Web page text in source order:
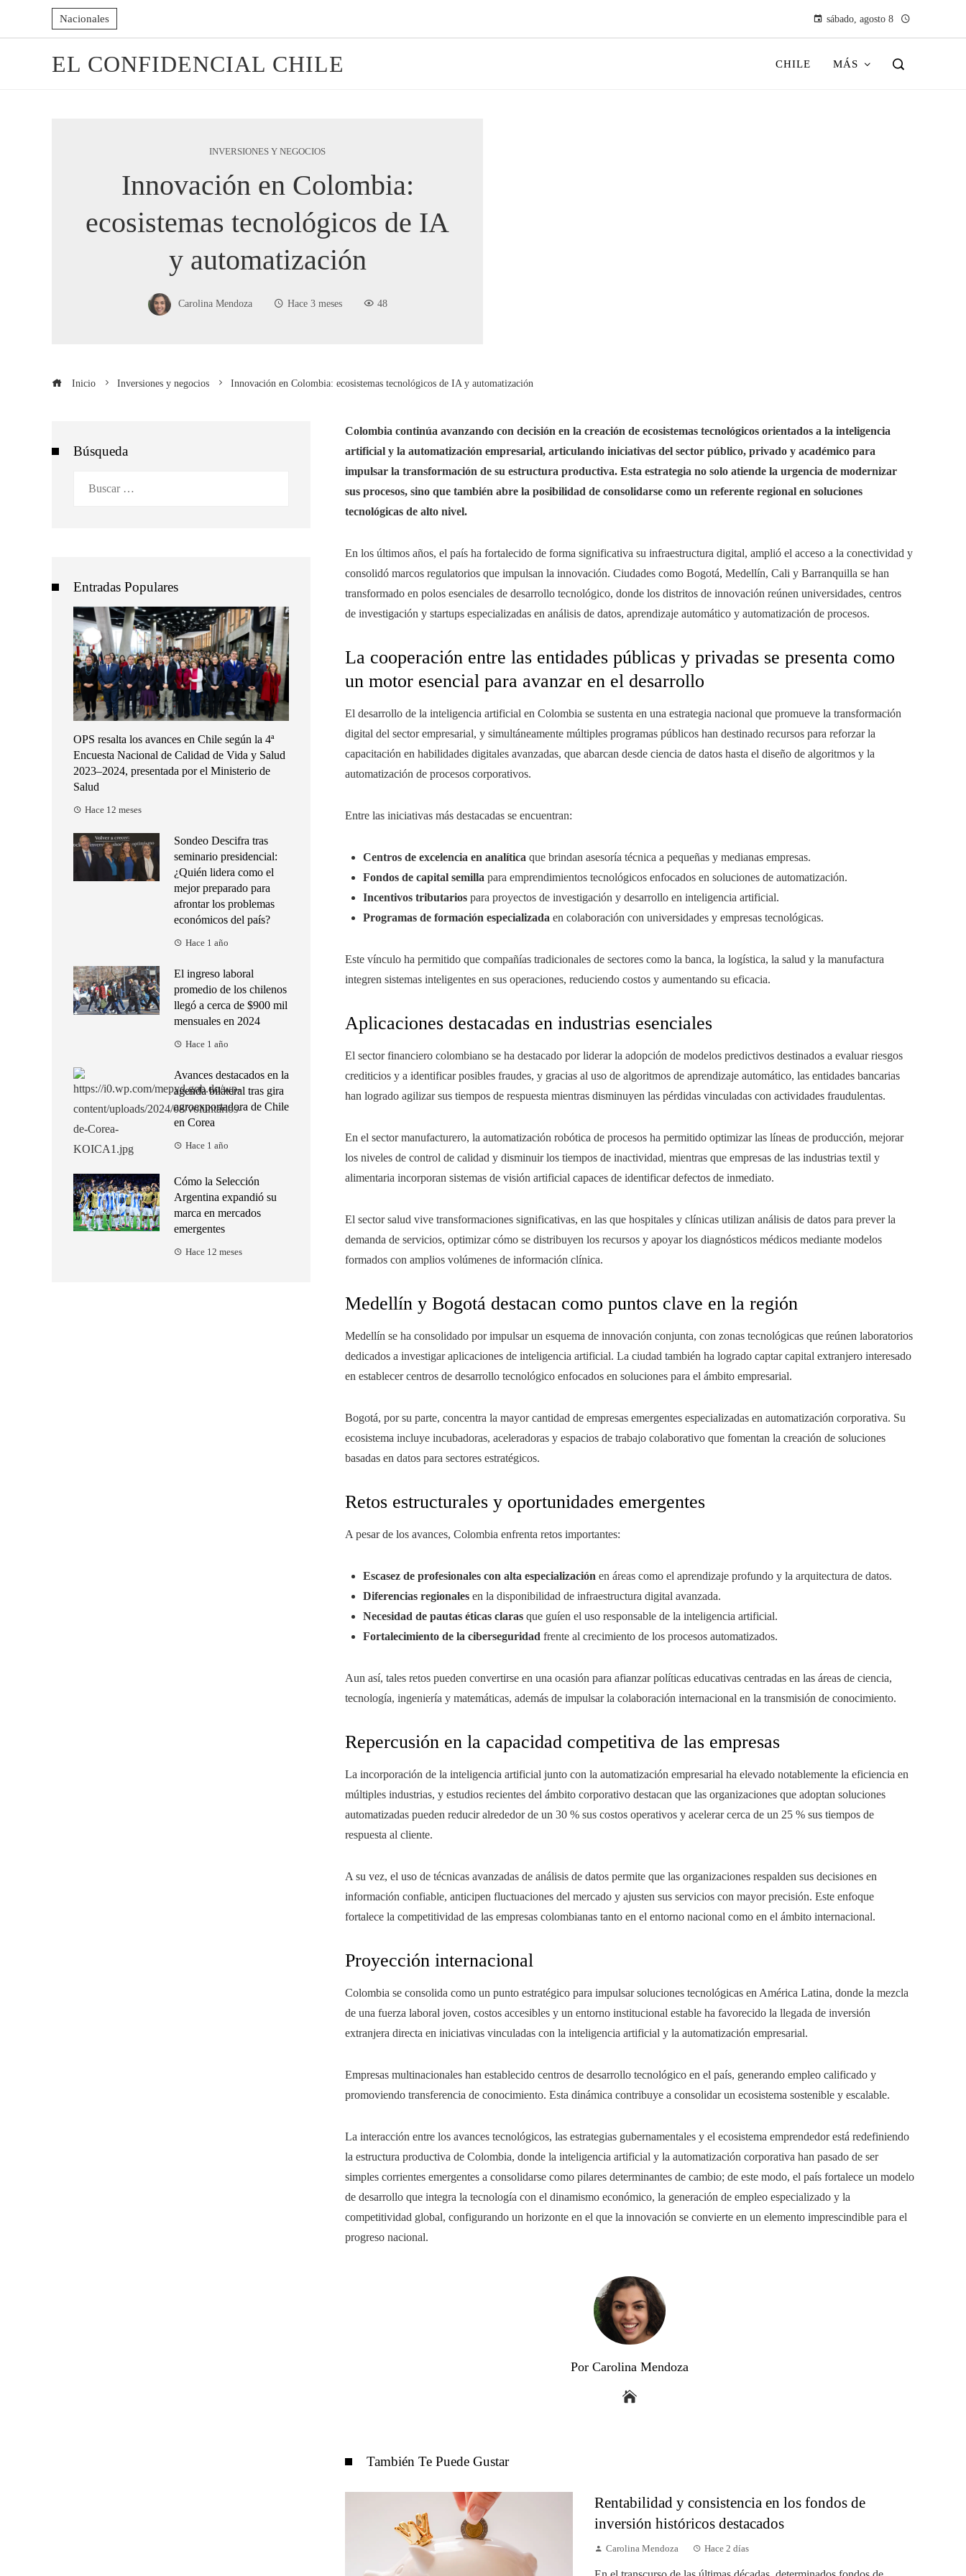
Nacionales sábado, agosto 8
EL CONFIDENCIAL CHILE CHILE MÁS
INVERSIONES Y NEGOCIOS
Innovación en Colombia:
ecosistemas tecnológicos de IA
y automatización
Carolina Mendoza Hace 3 meses 48
Inicio Inversiones y negocios Innovación en Colombia: ecosistemas tecnológicos de IA y automatización
Colombia continúa avanzando con decisión en la creación de ecosistemas tecnológicos orientados a la inteligencia
artificial y la automatización empresarial, articulando iniciativas del sector público, privado y académico para
impulsar la transformación de su estructura productiva. Esta estrategia no solo atiende la urgencia de modernizar
sus procesos, sino que también abre la posibilidad de consolidarse como un referente regional en soluciones
tecnológicas de alto nivel.
En los últimos años, el país ha fortalecido de forma significativa su infraestructura digital, amplió el acceso a la conectividad y
consolidó marcos regulatorios que impulsan la innovación. Ciudades como Bogotá, Medellín, Cali y Barranquilla se han
transformado en polos esenciales de desarrollo tecnológico, donde los distritos de innovación reúnen universidades, centros
de investigación y startups especializadas en análisis de datos, aprendizaje automático y automatización de procesos.
La cooperación entre las entidades públicas y privadas se presenta como
un motor esencial para avanzar en el desarrollo
El desarrollo de la inteligencia artificial en Colombia se sustenta en una estrategia nacional que promueve la transformación
digital del sector empresarial, y simultáneamente múltiples programas públicos han destinado recursos para reforzar la
capacitación en habilidades digitales avanzadas, que abarcan desde ciencia de datos hasta el diseño de algoritmos y la
automatización de procesos corporativos.
Entre las iniciativas más destacadas se encuentran:
Centros de excelencia en analítica que brindan asesoría técnica a pequeñas y medianas empresas.
Fondos de capital semilla para emprendimientos tecnológicos enfocados en soluciones de automatización.
Incentivos tributarios para proyectos de investigación y desarrollo en inteligencia artificial.
Programas de formación especializada en colaboración con universidades y empresas tecnológicas.
Este vínculo ha permitido que compañías tradicionales de sectores como la banca, la logística, la salud y la manufactura
integren sistemas inteligentes en sus operaciones, reduciendo costos y aumentando su eficacia.
Aplicaciones destacadas en industrias esenciales
El sector financiero colombiano se ha destacado por liderar la adopción de modelos predictivos destinados a evaluar riesgos
crediticios y a identificar posibles fraudes, y gracias al uso de algoritmos de aprendizaje automático, las entidades bancarias
han logrado agilizar sus tiempos de respuesta mientras disminuyen las pérdidas vinculadas con actividades fraudulentas.
En el sector manufacturero, la automatización robótica de procesos ha permitido optimizar las líneas de producción, mejorar
los niveles de control de calidad y disminuir los tiempos de inactividad, mientras que empresas de las industrias textil y
alimentaria incorporan sistemas de visión artificial capaces de identificar defectos de inmediato.
El sector salud vive transformaciones significativas, en las que hospitales y clínicas utilizan análisis de datos para prever la
demanda de servicios, optimizar cómo se distribuyen los recursos y apoyar los diagnósticos médicos mediante modelos
formados con amplios volúmenes de información clínica.
Medellín y Bogotá destacan como puntos clave en la región
Medellín se ha consolidado por impulsar un esquema de innovación conjunta, con zonas tecnológicas que reúnen laboratorios
dedicados a investigar aplicaciones de inteligencia artificial. La ciudad también ha logrado captar capital extranjero interesado
en establecer centros de desarrollo tecnológico enfocados en soluciones para el ámbito empresarial.
Bogotá, por su parte, concentra la mayor cantidad de empresas emergentes especializadas en automatización corporativa. Su
ecosistema incluye incubadoras, aceleradoras y espacios de trabajo colaborativo que fomentan la creación de soluciones
basadas en datos para sectores estratégicos.
Retos estructurales y oportunidades emergentes
A pesar de los avances, Colombia enfrenta retos importantes:
Escasez de profesionales con alta especialización en áreas como el aprendizaje profundo y la arquitectura de datos.
Diferencias regionales en la disponibilidad de infraestructura digital avanzada.
Necesidad de pautas éticas claras que guíen el uso responsable de la inteligencia artificial.
Fortalecimiento de la ciberseguridad frente al crecimiento de los procesos automatizados.
Aun así, tales retos pueden convertirse en una ocasión para afianzar políticas educativas centradas en las áreas de ciencia,
tecnología, ingeniería y matemáticas, además de impulsar la colaboración internacional en la transmisión de conocimiento.
Repercusión en la capacidad competitiva de las empresas
La incorporación de la inteligencia artificial junto con la automatización empresarial ha elevado notablemente la eficiencia en
múltiples industrias, y estudios recientes del ámbito corporativo destacan que las organizaciones que adoptan soluciones
automatizadas pueden reducir alrededor de un 30 % sus costos operativos y acelerar cerca de un 25 % sus tiempos de
respuesta al cliente.
A su vez, el uso de técnicas avanzadas de análisis de datos permite que las organizaciones respalden sus decisiones en
información confiable, anticipen fluctuaciones del mercado y ajusten sus servicios con mayor precisión. Este enfoque
fortalece la competitividad de las empresas colombianas tanto en el entorno nacional como en el ámbito internacional.
Proyección internacional
Colombia se consolida como un punto estratégico para impulsar soluciones tecnológicas en América Latina, donde la mezcla
de una fuerza laboral joven, costos accesibles y un entorno institucional estable ha favorecido la llegada de inversión
extranjera directa en iniciativas vinculadas con la inteligencia artificial y la automatización empresarial.
Empresas multinacionales han establecido centros de desarrollo tecnológico en el país, generando empleo calificado y
promoviendo transferencia de conocimiento. Esta dinámica contribuye a consolidar un ecosistema sostenible y escalable.
La interacción entre los avances tecnológicos, las estrategias gubernamentales y el ecosistema emprendedor está redefiniendo
la estructura productiva de Colombia, donde la inteligencia artificial y la automatización corporativa han pasado de ser
simples corrientes emergentes a consolidarse como pilares determinantes de cambio; de este modo, el país fortalece un modelo
de desarrollo que integra la tecnología con el dinamismo económico, la generación de empleo especializado y la
competitividad global, configurando un horizonte en el que la innovación se convierte en un elemento imprescindible para el
progreso nacional.
Por Carolina Mendoza
También Te Puede Gustar
Rentabilidad y consistencia en los fondos de
inversión históricos destacados
Carolina Mendoza Hace 2 días
Búsqueda
Entradas Populares
OPS resalta los avances en Chile según la 4ª
Encuesta Nacional de Calidad de Vida y Salud
2023–2024, presentada por el Ministerio de
Salud
Hace 12 meses
Sondeo Descifra tras
seminario presidencial:
¿Quién lidera como el
mejor preparado para
afrontar los problemas
económicos del país?
Hace 1 año
El ingreso laboral
promedio de los chilenos
llegó a cerca de $900 mil
mensuales en 2024
Hace 1 año
Avances destacados en la
agenda bilateral tras gira
agroexportadora de Chile
en Corea
Hace 1 año
Cómo la Selección
Argentina expandió su
marca en mercados
emergentes
Hace 12 meses